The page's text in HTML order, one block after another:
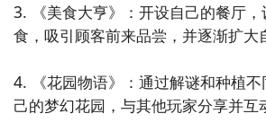
3. 《美食大亨》：开设自己的餐厅
食，吸引顾客前来品尝，并逐渐扩大
4. 《花园物语》：通过解谜和种植
己的梦幻花园，与其他玩家分享并互